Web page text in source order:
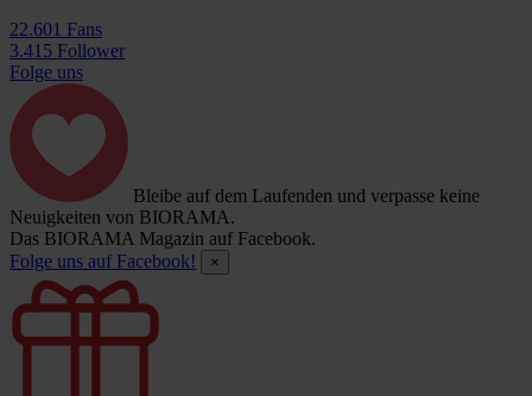
22.601 Fans
3.415 Follower
Folge uns
Bleibe auf dem Laufenden und verpasse keine
Neuigkeiten von BIORAMA.
Das BIORAMA Magazin auf Facebook.
Folge uns auf Facebook!
×